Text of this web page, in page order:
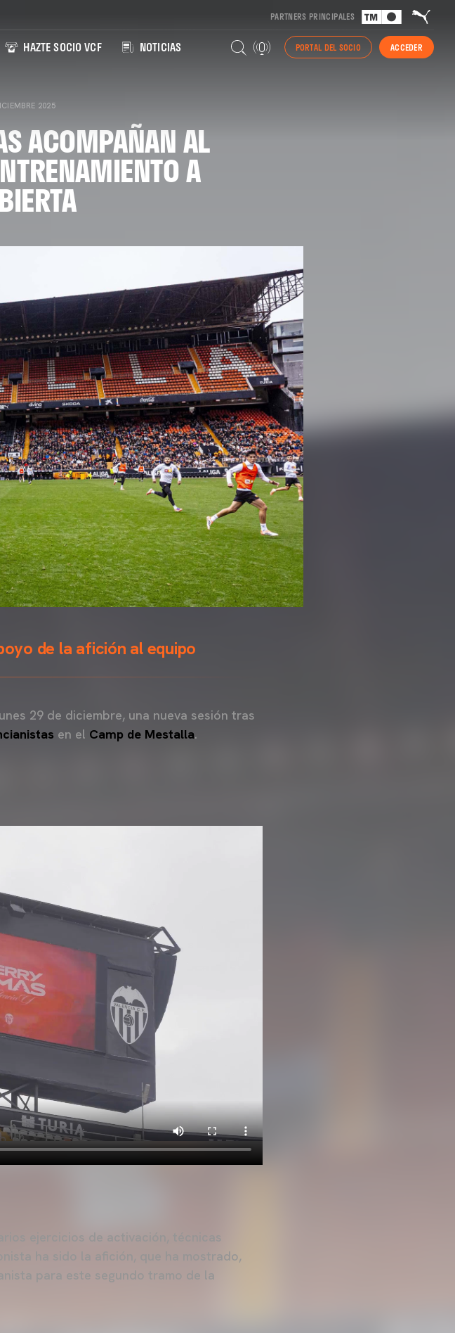
PARTNERS PRINCIPALES
HAZTE SOCIO VCF NOTICIAS PORTAL DEL SOCIO ACCEDER
2025
ACOMPAÑAN AL
A
de la afición al equipo
29 de diciembre, una nueva sesión tras
en el Camp de Mestalla.
ejercicios de activación, técnicas
ha sido la afición, que ha mostrado,
para este segundo tramo de la